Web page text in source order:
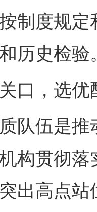
制度规
历史检验
，选优
伍是推
构贯彻落
出高点